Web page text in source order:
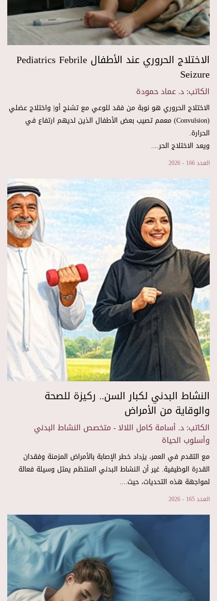
الاختلاج الحروري عند الأطفال Pediatrics Febrile
Seizure
الكاتب: د. عماد حمودة
الاختلاج الحروري هو نوبة من فقد للوعي مع تشنج أو| واختلاج عضلي
(Convulsion) معمم تصيب بعض الأطفال الذين لديهم ارتفاع في
الحرارة.
ويعد الاختلاج الحر....
العدد 166 - 2026
النشاط البدني لكبار السن.. ركيزة للصحة
والوقاية من الأمراض
الكاتب: د. أسامة كامل اللالا - متخصص النشاط البدني
وأسلوب الحياة
مع التقدم في العمر، يزداد خطر الإصابة بالأمراض المزمنة وفقدان
القدرة الوظيفية. غير أن النشاط البدني المنتظم يمثل وسيلة فعالة
لمواجهة هذه التحديات، حيث....
العدد 165 - 2026